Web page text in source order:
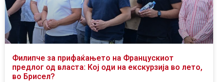
Филипче за прифаќањето на Францускиот
предлог од власта: Кој оди на екскурзија во лето,
во Брисел?